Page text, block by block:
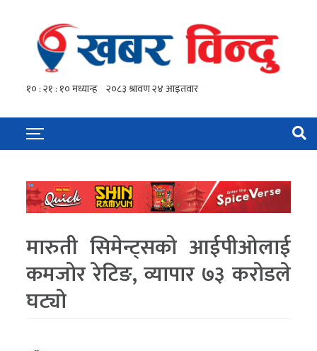
मारुती सिमेन्ट्सको आईपीओलाई
कमजोर रेटिङ, व्यापार ७३ करोडले
घट्यो